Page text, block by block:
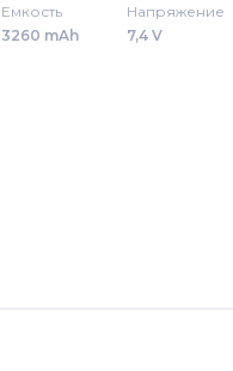
Емкость
3260 mAh
Напряжение
7,4 V